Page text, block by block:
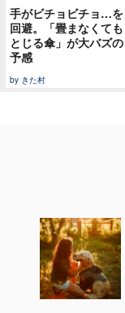
手がビチョビチョ…を
回避。「畳まなくても
とじる傘」が大バズの
予感
by きた村